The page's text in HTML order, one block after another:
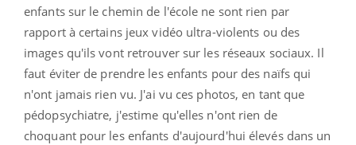
enfants sur le chemin de l'école ne sont rien par
rapport à certains jeux vidéo ultra-violents ou des
images qu'ils vont retrouver sur les réseaux sociaux. Il
faut éviter de prendre les enfants pour des naïfs qui
n'ont jamais rien vu. J'ai vu ces photos, en tant que
pédopsychiatre, j'estime qu'elles n'ont rien de
choquant pour les enfants d'aujourd'hui élevés dans un